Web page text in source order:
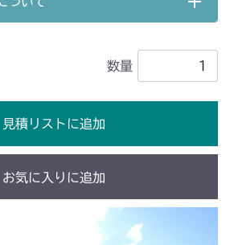
ション HT051B FIG8 シフター
ション HI051A FIG8 シフター
ョン HI051B FIG8 シフター
ョン FIG9 シフター
ション FIG8 シフター
ション FIG8 シフター
数量
見積リストに追加
お気に入りに追加